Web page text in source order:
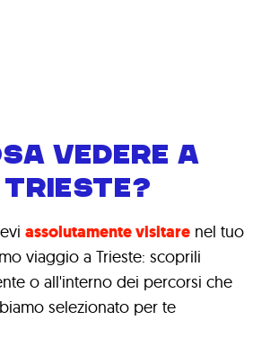
VEDERE A
TRIESTE?
assolutamente visitare nel tuo
viaggio a Trieste: scoprili
o all'interno dei percorsi che
selezionato per te